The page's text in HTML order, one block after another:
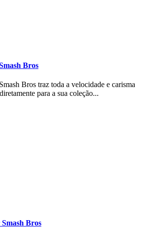
Bros
Bros traz toda a velocidade e carisma
para a sua coleção...
Bros